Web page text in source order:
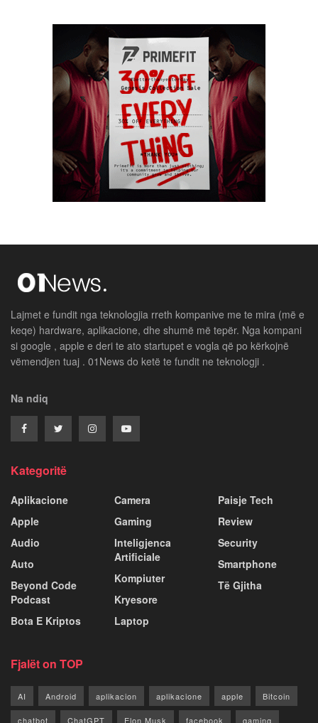
Lajmet e fundit nga teknologjia rreth kompanive me te mira (më e
keqe) hardware, aplikacione, dhe shumë më tepër. Nga kompani
si google , apple e deri te ato startupet e vogla që po kërkojnë
vëmendjen tuaj . 01News do ketë te fundit ne teknologji .
Na ndiq
Kategoritë
Aplikacione
Apple
Audio
Auto
Beyond Code
Podcast
Bota E Kriptos
Camera
Gaming
Inteligjenca
Artificiale
Kompiuter
Kryesore
Laptop
Paisje Tech
Review
Security
Smartphone
Të Gjitha
Fjalët on TOP
AI Android aplikacion aplikacione apple Bitcoin
chatbot ChatGPT Elon Musk facebook gaming